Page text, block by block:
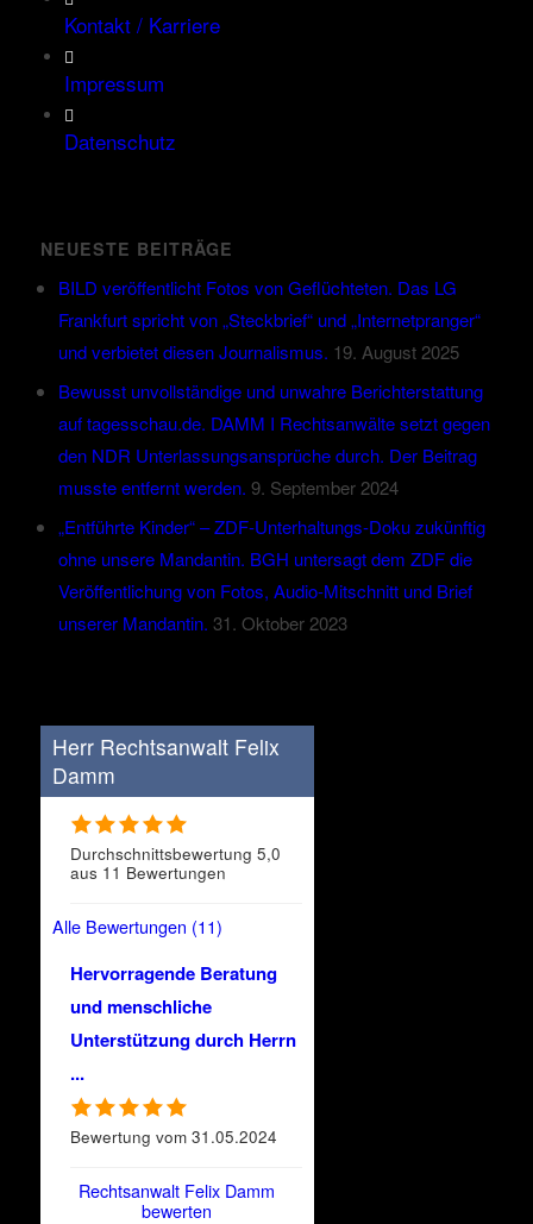
Kontakt / Karriere
Impressum
Datenschutz
NEUESTE BEITRÄGE
BILD veröffentlicht Fotos von Geflüchteten. Das LG
Frankfurt spricht von „Steckbrief“ und „Internetpranger“
und verbietet diesen Journalismus. 19. August 2025
Bewusst unvollständige und unwahre Berichterstattung
auf tagesschau.de. DAMM I Rechtsanwälte setzt gegen
den NDR Unterlassungsansprüche durch. Der Beitrag
musste entfernt werden. 9. September 2024
„Entführte Kinder“ – ZDF-Unterhaltungs-Doku zukünftig
ohne unsere Mandantin. BGH untersagt dem ZDF die
Veröffentlichung von Fotos, Audio-Mitschnitt und Brief
unserer Mandantin. 31. Oktober 2023
Herr Rechtsanwalt Felix
Damm
Durchschnittsbewertung 5,0
aus 11 Bewertungen
Alle Bewertungen (11)
Hervorragende Beratung
und menschliche
Unterstützung durch Herrn
...
Bewertung vom 31.05.2024
Rechtsanwalt Felix Damm
bewerten